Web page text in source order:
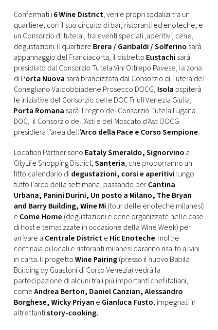
Confermati i6 Wine District, veri e propri sodalizi tra un
quartiere, con il suo circuito di bar, ristoranti ed enoteche, e
un Consorzio di tutela., tra eventi speciali ,aperitivi, cene,
degustazioni. Il quartiere Brera / Garibaldi / Solferino sarà
appannaggio del Franciacorta, il distretto Eustachi sarà
presidiato dal Consorzio Tutela Vini Oltrepò Pavese, la zona
di Porta Nuova sarà brandizzata dal Consorzio di Tutela del
Conegliano Valdobbiadene Prosecco DOCG, Isola ospiterà
le iniziative del Consorzio delle DOC Friuli Venezia Giulia,
Porta Romana sarà il regno del Consorzio Tutela Lugana
DOC, il Consorzio dell’Asti e del Moscato d’Asti DOCG
presidierà l’area dell’Arco della Pace e Corso Sempione.
Location Partner sono Eataly Smeraldo, Signorvino a
CityLife Shopping District,Santeria, che proporranno un
fitto calendario didegustazioni, corsi e aperitivi lungo
tutto l’arco della settimana, passando perCantina
Urbana, Panini Durini, Un posto a Milano, The Bryan
and Barry Building, Wine Mi (tour delle enoteche milanesi)
e Come Home (degustazioni e cene organizzate nelle case
di host e tematizzate in occasione della Wine Week) per
arrivare a Centrale Districte Hic Enoteche. Inoltre
centinaia di locali e ristoranti milanesi daranno risalto ai vini
in carta. Il progettoWine Pairing(presso il nuovo Babila
Building by Guastoni di Corso Venezia) vedrà la
partecipazione di alcuni tra i più importanti chef italiani,
comeAndrea Berton, Daniel Canzian, Alessandro
Borghese, Wicky Priyan e Gianluca Fusto, impegnati in
altrettantistory-cooking.